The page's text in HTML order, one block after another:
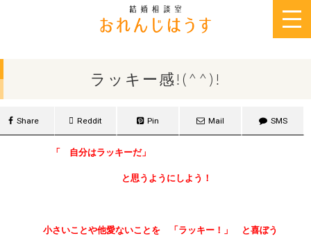
ラッキー感!(^^)!
Share Reddit Pin Mail SMS
「 自分はラッキーだ」
と思うようにしよう！
小さいことや他愛ないことを 「ラッキー！」 と喜ぼう